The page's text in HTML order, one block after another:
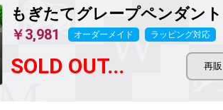
もぎたてグレープペンダン
￥3,981 オーダーメイド ラッピング対応
SOLD OUT...